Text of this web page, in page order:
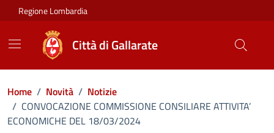
Vai ai contenuti
Vai al footer
Regione Lombardia
Città di Gallarate
Home / Novità / Notizie
/ CONVOCAZIONE COMMISSIONE CONSILIARE ATTIVITA’
ECONOMICHE DEL 18/03/2024